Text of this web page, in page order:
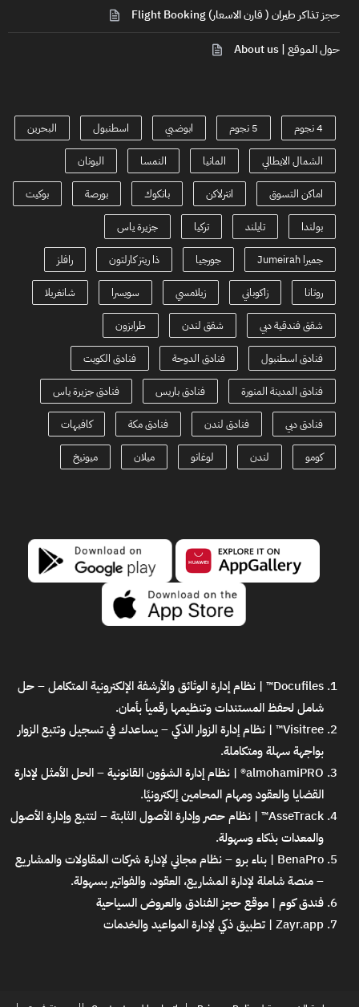
حجز تذاكر طيران ( قارن الاسعار) Flight Booking
حول الموقع | About us
4 نجوم 5 نجوم ابوضبي اسطنبول البحرين
الشمال الايطالي المانيا النمسا اليونان
اماكن التسوق انترلاكن بانكوك بورصة بوكيت
بولندا تايلند تركيا جزيرة ياس
جميرا Jumeirah جورجيا ذا ريتز كارلتون رافلز
روتانا زاكوباني زيلامسي سويسرا شانغريلا
شقق فندقية دبي شقق لندن طرابزون
فنادق اسطنبول فنادق الدوحة فنادق الكويت
فنادق المدينة المنورة فنادق باريس فنادق جزيرة ياس
فنادق دبي فنادق لندن فنادق مكة كافيهات
كومو لندن لوغانو ميلان ميونيخ
Docufiles™ | نظام إدارة الوثائق والأرشفة الإلكترونية المتكامل
– حل
شامل لحفظ المستندات وتنظيمها رقمياً بأمان.
Visitree™ | نظام إدارة الزوار الذكي
– يساعدك في تسجيل وتتبع الزوار
بواجهة سهلة ومتكاملة.
almohamiPRO® | نظام إدارة الشؤون القانونية
– الحل الأمثل لإدارة
القضايا والعقود ومهام المحامين إلكترونيًا.
AsseTrack™ | نظام حصر وإدارة الأصول الثابتة
– لتتبع وإدارة الأصول
والمعدات بذكاء وسهولة.
BenaPro | بناء برو – نظام مجاني لإدارة شركات المقاولات والمشاريع
– منصة شاملة لإدارة المشاريع، العقود، والفواتير بسهولة.
فندق كوم | موقع حجز الفنادق والعروض السياحية
Zayr.app | تطبيق ذكي لإدارة المواعيد والخدمات